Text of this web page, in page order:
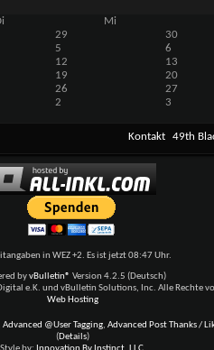
Mi
29 30
5 6
12 13
19 20
26 27
2 3
Kontakt 49th
in WEZ +2. Es ist jetzt08:47Uhr.
byvBulletin® Version 4.2.5 (Deutsch)
e.K. und vBulletin Solutions, Inc. Alle Rechte
Web Hosting
Advanced @User Tagging, Advanced Post Thanks /
(Details)